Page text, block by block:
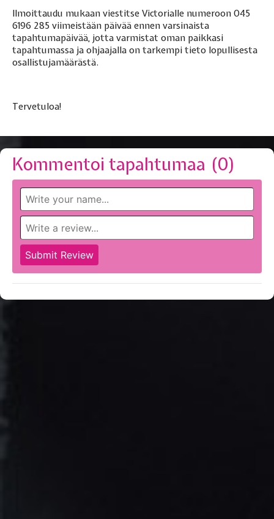
Ilmoittaudu mukaan viestitse Victorialle numeroon 045
6196 285 viimeistään päivää ennen varsinaista
tapahtumapäivää, jotta varmistat oman paikkasi
tapahtumassa ja ohjaajalla on tarkempi tieto lopullisesta
osallistujamäärästä.
Tervetuloa!
Kommentoi tapahtumaa (0)